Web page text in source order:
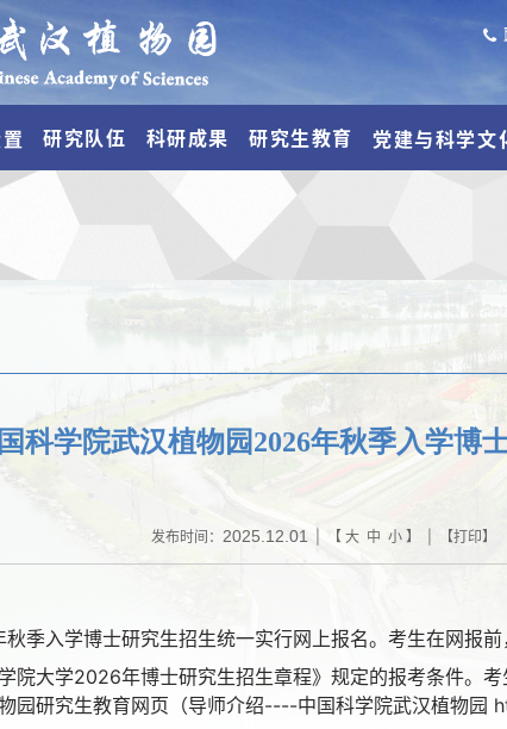
研究队伍 科研成果 研究生教育 党建与科学文
科学院武汉植物园2026年秋季入学博
发布时间： 2025.12.01 | 【 大 中 小】 | 【打印】
季入学博士研究生招生统一实行网上报名。考生在网报前
院大学2026年博士研究生招生章程》规定的报考条件。
园研究生教育网页（导师介绍----中国科学院武汉植物园